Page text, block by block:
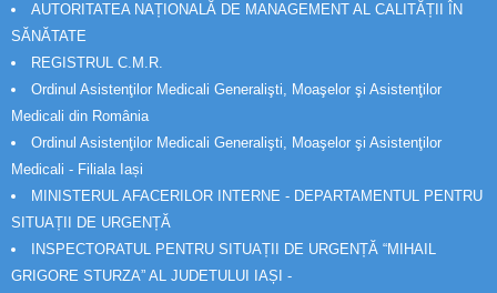
AUTORITATEA NAȚIONALĂ DE MANAGEMENT AL CALITĂȚII ÎN
SĂNĂTATE
REGISTRUL C.M.R.
Ordinul Asistenţilor Medicali Generalişti, Moaşelor şi Asistenţilor
Medicali din România
Ordinul Asistenţilor Medicali Generalişti, Moaşelor şi Asistenţilor
Medicali - Filiala Iași
MINISTERUL AFACERILOR INTERNE - DEPARTAMENTUL PENTRU
SITUAȚII DE URGENȚĂ
INSPECTORATUL PENTRU SITUAȚII DE URGENȚĂ “MIHAIL
GRIGORE STURZA” AL JUDETULUI IAȘI -